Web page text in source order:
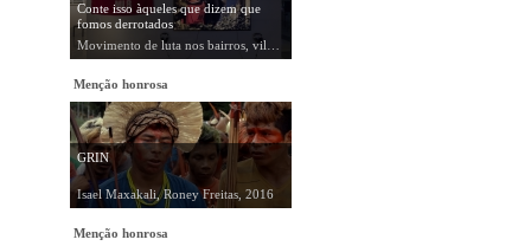
Conte isso àqueles que dizem que
fomos derrotados
Menção honrosa
GRIN
Isael Maxakali, Roney Freitas, 2016
Menção honrosa